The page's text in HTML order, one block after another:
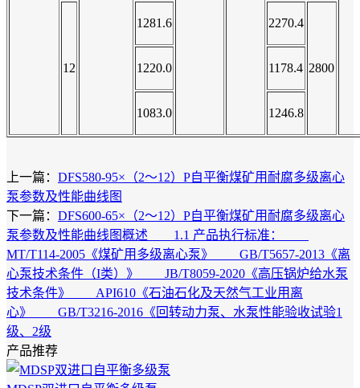
12
1281.6 2270.4
2800
1220.0 1178.4
1083.0 1246.8
上一篇： DFS580-95×（2～12）P自平衡煤矿用耐腐多级离心
泵参数及性能曲线图
下一篇： DFS600-65×（2～12）P自平衡煤矿用耐腐多级离心
泵参数及性能曲线图概述 1.1 产品执行标准：
MT/T114-2005《煤矿用多级离心泵》 GB/T5657-2013《离
心泵技术条件（I类）》 JB/T8059-2020《高压锅炉给水泵
技术条件》 API610《石油石化及天然气工业用离
心》 GB/T3216-2016《回转动力泵、水泵性能验收试验1
级、2级
产品推荐